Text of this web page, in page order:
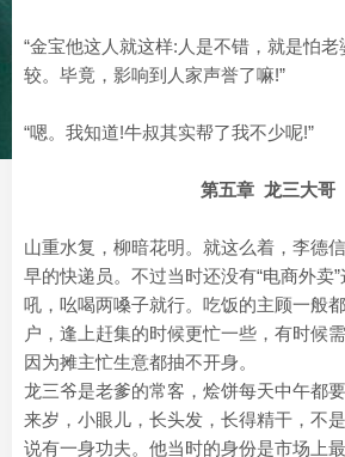
“金宝他这人就这样:人是不错，就是怕
较。毕竟，影响到人家声誉了嘛!”
“嗯。我知道!牛叔其实帮了我不少呢!”
第五章 龙三大哥
山重水复，柳暗花明。就这么着，李德
早的快递员。不过当时还没有“电商外卖
吼，吆喝两嗓子就行。吃饭的主顾一般
户，逢上赶集的时候更忙一些，有时候
因为摊主忙生意都抽不开身。
龙三爷是老爹的常客，烩饼每天中午都
来岁，小眼儿，长头发，长得精干，不
说有一身功夫。他当时的身份是市场上